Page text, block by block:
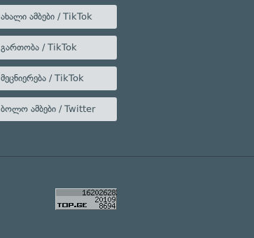
ახალი ამბები / TikTok
გართობა / TikTok
მეცნიერება / TikTok
ბოლო ამბები / Twitter